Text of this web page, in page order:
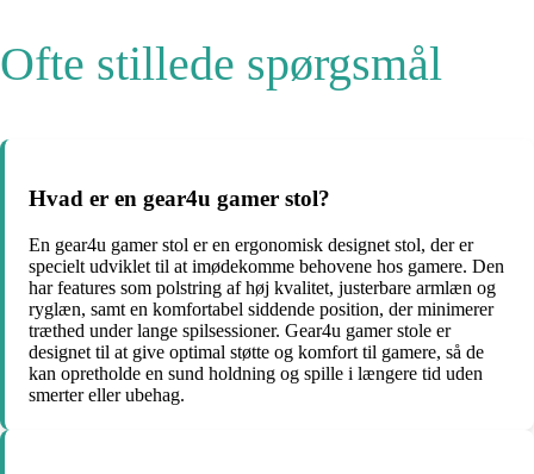
Ofte stillede spørgsmål
Hvad er en gear4u gamer stol?
En gear4u gamer stol er en ergonomisk designet stol, der er
specielt udviklet til at imødekomme behovene hos gamere. Den
har features som polstring af høj kvalitet, justerbare armlæn og
ryglæn, samt en komfortabel siddende position, der minimerer
træthed under lange spilsessioner. Gear4u gamer stole er
designet til at give optimal støtte og komfort til gamere, så de
kan opretholde en sund holdning og spille i længere tid uden
smerter eller ubehag.